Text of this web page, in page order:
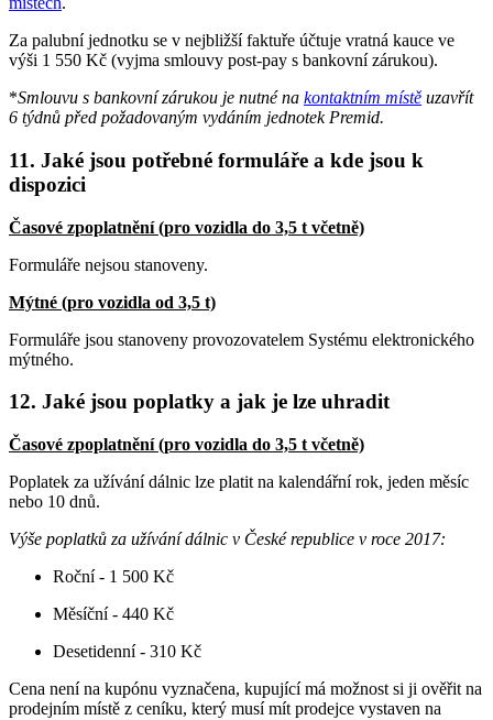
Za palubní jednotku se v nejbližší faktuře účtuje vratná kauce ve
výši 1 550 Kč (vyjma smlouvy post-pay s bankovní zárukou).
*Smlouvu s bankovní zárukou je nutné na kontaktním místě uzavřít
6 týdnů před požadovaným vydáním jednotek Premid.
11. Jaké jsou potřebné formuláře a kde jsou k
dispozici
Časové zpoplatnění (pro vozidla do 3,5 t včetně)
Formuláře nejsou stanoveny.
Mýtné (pro vozidla od 3,5 t)
Formuláře jsou stanoveny provozovatelem Systému elektronického
mýtného.
12. Jaké jsou poplatky a jak je lze uhradit
Časové zpoplatnění (pro vozidla do 3,5 t včetně)
Poplatek za užívání dálnic lze platit na kalendářní rok, jeden měsíc
nebo 10 dnů.
Výše poplatků za užívání dálnic v České republice v roce 2017:
Roční - 1 500 Kč
Měsíční - 440 Kč
Desetidenní - 310 Kč
Cena není na kupónu vyznačena, kupující má možnost si ji ověřit na
prodejním místě z ceníku, který musí mít prodejce vystaven na